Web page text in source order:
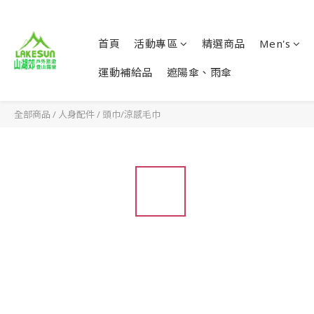
首頁 活動專區 精選商品 Men's
運動補給品 遮陽傘、雨傘
全部商品 / 人身配件/ 頭巾/涼感毛巾